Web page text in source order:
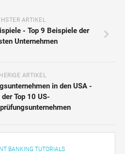
ARTIKEL
- Top 9 Beispiele der
Unternehmen
ARTIKEL
in den USA -
Top 10 US-
BANKING TUTORIALS